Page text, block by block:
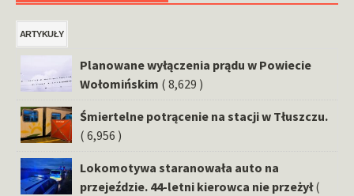
ARTYKUŁY
Planowane wyłączenia prądu w Powiecie
Wołomińskim ( 8,629 )
Śmiertelne potrącenie na stacji w Tłuszczu.
( 6,956 )
Lokomotywa staranowała auto na
przejeździe. 44-letni kierowca nie przeżył (